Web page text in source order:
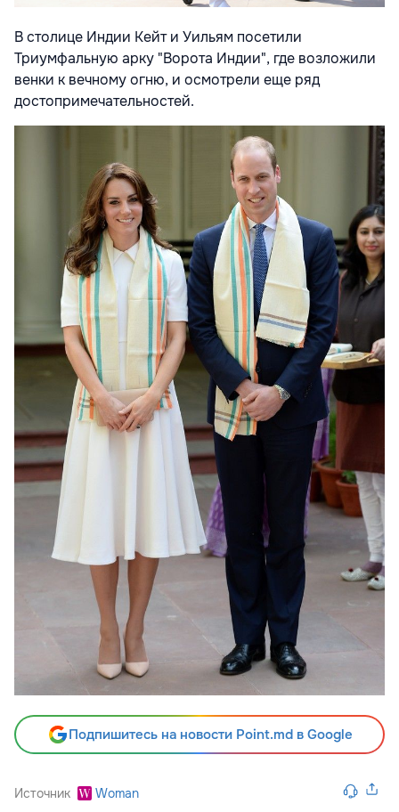
В столице Индии Кейт и Уильям посетили
Триумфальную арку "Ворота Индии", где возложили
венки к вечному огню, и осмотрели еще ряд
достопримечательностей.
Подпишитесь на новости Point.md в Google
Источник Woman